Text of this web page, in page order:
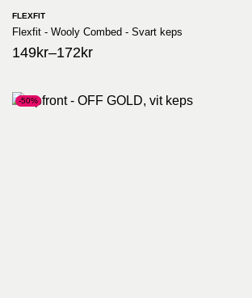
FLEXFIT
Flexfit - Wooly Combed - Svart keps
149kr–172kr
-50%